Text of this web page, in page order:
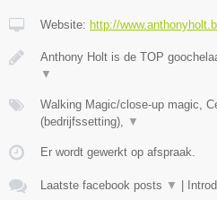
Website: http://
Anthony Holt is de TOP
▼
Walking Magic/close-up magic,
(bedrijfssetting), ▼
Er wordt gewerkt op afspraak.
Laatste facebook posts ▼